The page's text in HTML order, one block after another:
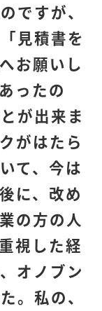
ですが、
見積書を
お願いし
ったの
が出来ま
がはたら
て、今は
に、改め
の方の人
視した経
オノブン
。私の、